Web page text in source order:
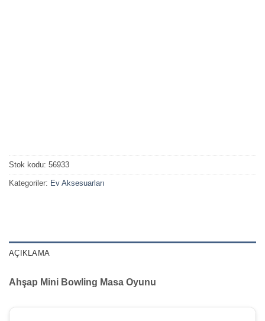
Stok kodu: 56933
Kategoriler: Ev Aksesuarları
AÇIKLAMA
Ahşap Mini Bowling Masa Oyunu